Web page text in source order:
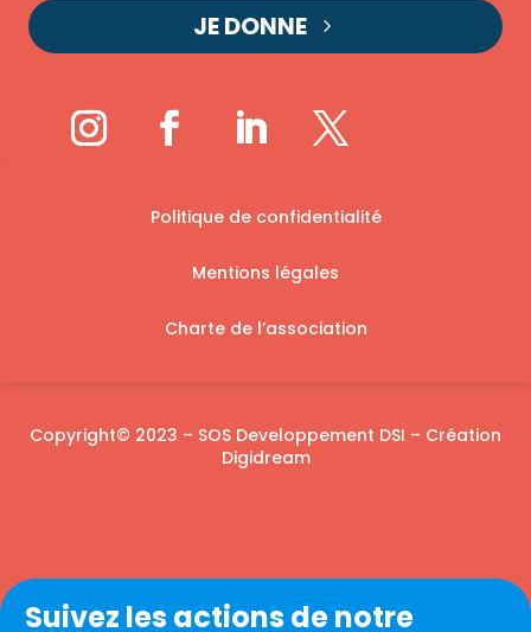
JE DONNE
Politique de confidentialité
Mentions légales
Charte de l’association
Copyright© 2023 – SOS Developpement DSI – Création
Digidream
Suivez les actions de notre